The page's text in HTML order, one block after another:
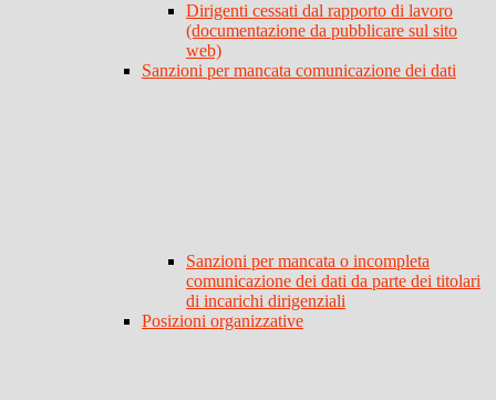
Dirigenti cessati dal rapporto di lavoro
(documentazione da pubblicare sul sito
web)
Sanzioni per mancata comunicazione dei dati
Sanzioni per mancata o incompleta
comunicazione dei dati da parte dei titolari
di incarichi dirigenziali
Posizioni organizzative